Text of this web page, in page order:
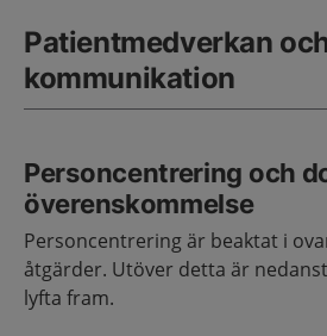
Patientmedverkan
kommunikation
Personcentrering och
överenskommelse
Personcentrering är beaktat i
åtgärder. Utöver detta är
lyfta fram.